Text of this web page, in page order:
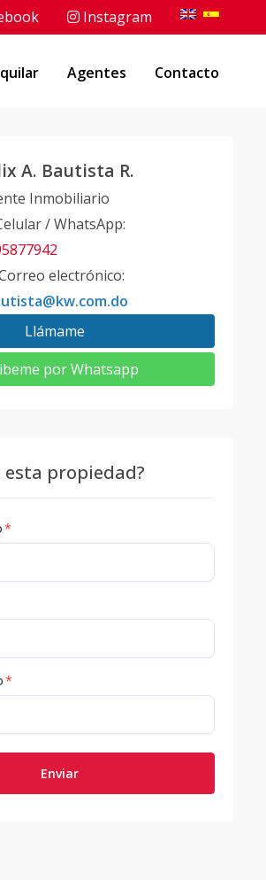
Instagram
Agentes Contacto
A. Bautista R.
Inmobiliario
/ WhatsApp:
electrónico:
Llámame
por Whatsapp
esta propiedad?
*
*
Enviar